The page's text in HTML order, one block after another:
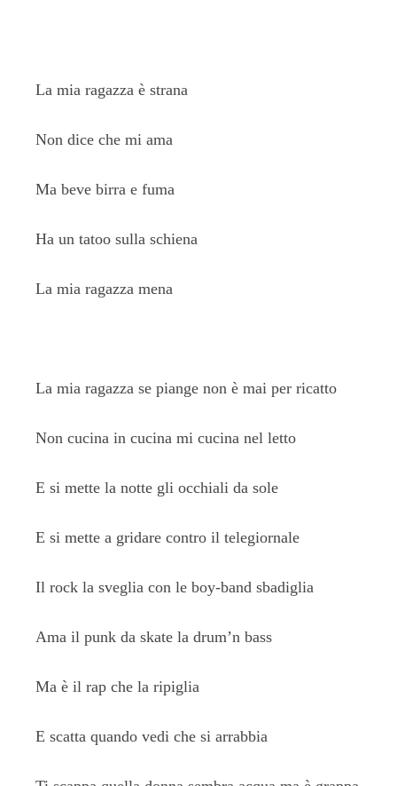
La mia ragazza è strana
Non dice che mi ama
Ma beve birra e fuma
Ha un tatoo sulla schiena
La mia ragazza mena
La mia ragazza se piange non è mai per ricatto
Non cucina in cucina mi cucina nel letto
E si mette la notte gli occhiali da sole
E si mette a gridare contro il telegiornale
Il rock la sveglia con le boy-band sbadiglia
Ama il punk da skate la drum’n bass
Ma è il rap che la ripiglia
E scatta quando vedi che si arrabbia